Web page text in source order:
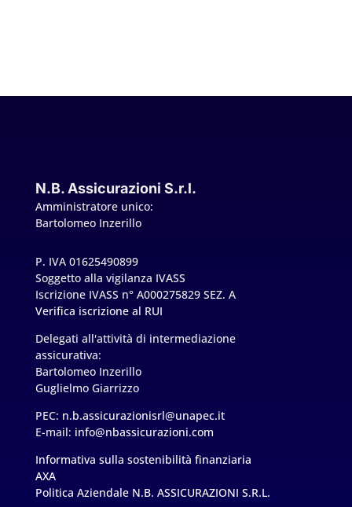
N.B. Assicurazioni S.r.l.
Amministratore unico:
Bartolomeo Inzerillo
P. IVA 01625490899
Soggetto alla vigilanza IVASS
Iscrizione IVASS n° A000275829 SEZ. A
Verifica iscrizione al RUI
Delegati all'attività di intermediazione
assicurativa:
Bartolomeo Inzerillo
Guglielmo Giarrizzo
PEC: n.b.assicurazionisrl@unapec.it
E-mail: info@nbassicurazioni.com
Informativa sulla sostenibilità finanziaria
AXA
Politica Aziendale N.B. ASSICURAZIONI S.R.L.